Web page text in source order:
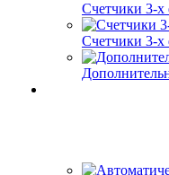
Счетчики 3-
Счетчики 3-